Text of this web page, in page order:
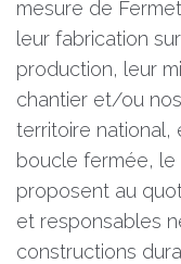
mesure de
leur fabrication
production, leur
chantier et/ou
territoire
boucle fermée, le
proposent au
et responsables
constructions